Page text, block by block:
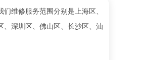
们维修服务范围分别是上海区、
、深圳区、佛山区、长沙区、汕